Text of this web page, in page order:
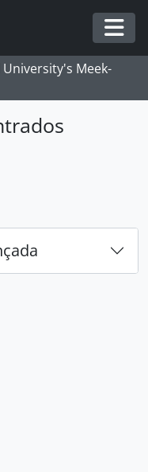
Meek-